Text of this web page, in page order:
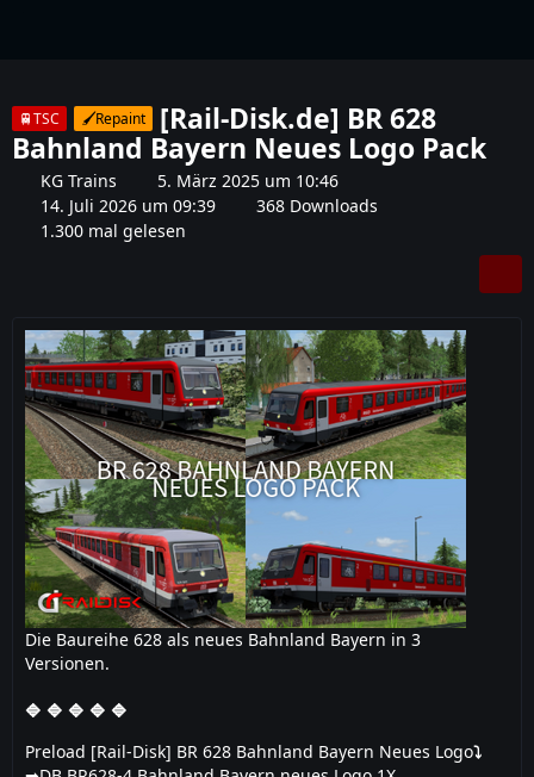
🚆TSC 🖌️Repaint [Rail-Disk.de] BR 628
Bahnland Bayern Neues Logo Pack
KG Trains
5. März 2025 um 10:46
14. Juli 2026 um 09:39
368 Downloads
1.300 mal gelesen
Die Baureihe 628 als neues Bahnland Bayern in 3
Versionen.
🔷 🔷 🔷 🔷 🔷
Preload [Rail-Disk] BR 628 Bahnland Bayern Neues Logo⤵️